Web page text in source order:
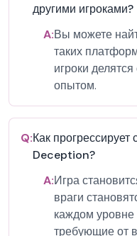
другими игроками?
A:Вы можете
таких
игроки
опытом.
Q:Как
Deception?
A:Игра
враги
каждом
требующие от